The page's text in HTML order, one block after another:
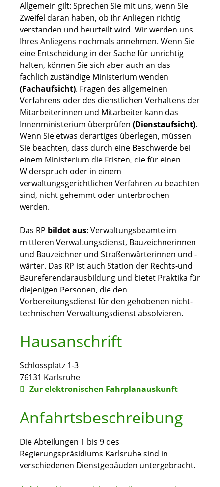
Allgemein gilt: Sprechen Sie mit uns, wenn Sie
Zweifel daran haben, ob Ihr Anliegen richtig
verstanden und beurteilt wird. Wir werden uns
Ihres Anliegens nochmals annehmen. Wenn Sie
eine Entscheidung in der Sache für unrichtig
halten, können Sie sich aber auch an das
fachlich zuständige Ministerium wenden
(Fachaufsicht). Fragen des allgemeinen
Verfahrens oder des dienstlichen Verhaltens der
Mitarbeiterinnen und Mitarbeiter kann das
Innenministerium überprüfen (Dienstaufsicht).
Wenn Sie etwas derartiges überlegen, müssen
Sie beachten, dass durch eine Beschwerde bei
einem Ministerium die Fristen, die für einen
Widerspruch oder in einem
verwaltungsgerichtlichen Verfahren zu beachten
sind, nicht gehemmt oder unterbrochen
werden.
Das RP bildet aus: Verwaltungsbeamte im
mittleren Verwaltungsdienst, Bauzeichnerinnen
und Bauzeichner und Straßenwärterinnen und -
wärter. Das RP ist auch Station der Rechts-und
Baureferendarausbildung und bietet Praktika für
diejenigen Personen, die den
Vorbereitungsdienst für den gehobenen nicht-
technischen Verwaltungsdienst absolvieren.
Hausanschrift
Schlossplatz 1-3
76131 Karlsruhe
Zur elektronischen Fahrplanauskunft
Anfahrtsbeschreibung
Die Abteilungen 1 bis 9 des
Regierungspräsidiums Karlsruhe sind in
verschiedenen Dienstgebäuden untergebracht.